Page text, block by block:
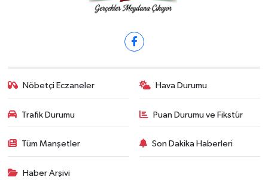
Nöbetçi Eczaneler Hava Durumu
Trafik Durumu Puan Durumu ve Fikstür
Tüm Manşetler Son Dakika Haberleri
Haber Arşivi